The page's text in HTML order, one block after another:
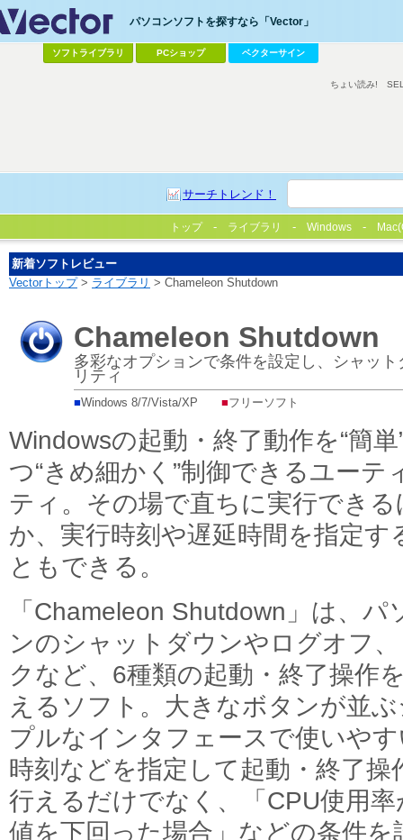
パソコンソフトを探すなら「Vector」
ソフトライブラリ PCショップ ベクターサイン
サーチトレンド！
ちょい読み!
トップ ライブラリ Windows
新着ソフトレビュー
Vectorトップ> ライブラリ > Chameleon Shutdown
Chameleon Shutdown
多彩なオプションで条件を設定し、シャッ
リティ
■Windows 8/7/Vista/XP ■フリーソフト
Windowsの起動・終了動作を“簡単
つ“きめ細かく”制御できるユーテ
ティ。その場で直ちに実行できる
か、実行時刻や遅延時間を指定す
ともできる。
「Chameleon Shutdown」は、パ
ンのシャットダウンやログオフ
クなど、6種類の起動・終了操作
えるソフト。大きなボタンが並
プルなインタフェースで使いや
時刻などを指定して起動・終了操
行えるだけでなく、「CPU使用率
値を下回った場合」などの条件を